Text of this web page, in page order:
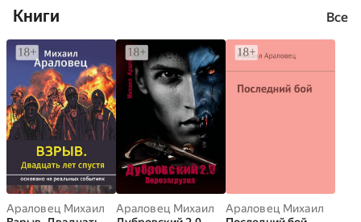
Книги Все
Араловец Михаил
Араловец Михаил
Араловец Михаил